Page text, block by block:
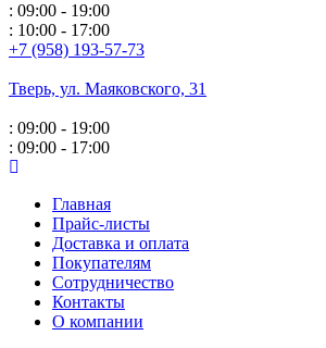
: 09:00 - 19:00
: 10:00 - 17:00
+7 (958) 193-57-73
Тверь, ул. Маяковского, 31
: 09:00 - 19:00
: 09:00 - 17:00
Главная
Прайс-листы
Доставка и оплата
Покупателям
Сотрудничество
Контакты
О компании